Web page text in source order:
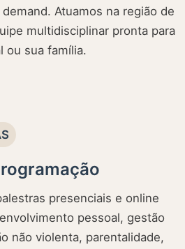
Atuamos na região de
multidisciplinar pronta para
ou sua família.
presenciais e online
pessoal, gestão
não violenta, parentalidade,